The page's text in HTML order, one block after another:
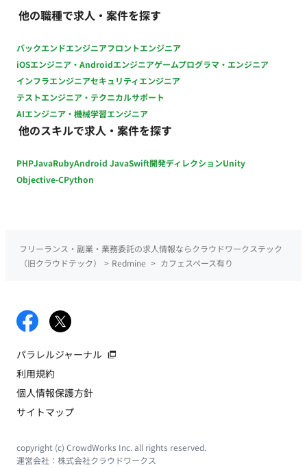
他の職種で求人・案件を探す
バックエンドエンジニアフロントエンジニア
iOSエンジニア・Androidエンジニアゲームプログラマ・エンジニア
インフラエンジニアセキュリティエンジニア
テストエンジニア・テクニカルサポート
AIエンジニア・機械学習エンジニア
他のスキルで求人・案件を探す
PHPJavaRubyAndroid JavaSwift開発ディレクションUnity
Objective-CPython
フリーランス・副業・業務委託の求人情報ならクラウドワークステック
（旧クラウドテック）
> Redmine > カフェスペース有り
パラレルジャーナル
利用規約
個人情報保護方針
サイトマップ
copyright (c) CrowdWorks Inc. all rights reserved.
運営会社： 株式会社クラウドワークス